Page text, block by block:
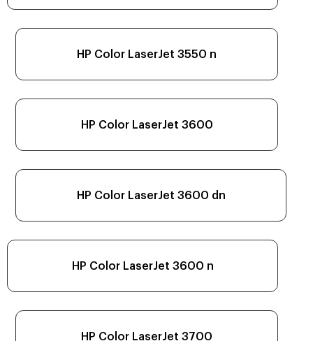
HP Color LaserJet 3550 n
HP Color LaserJet 3600
HP Color LaserJet 3600 dn
HP Color LaserJet 3600 n
HP Color LaserJet 3700